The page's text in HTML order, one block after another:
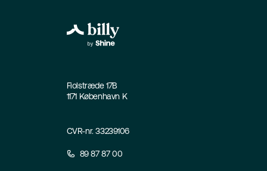
Fiolstræde 17B
1171 København K
CVR-nr. 33239106
89 87 87 00